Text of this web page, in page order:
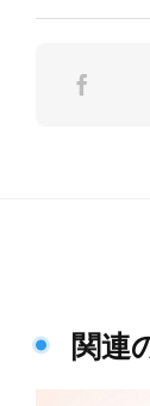
関連